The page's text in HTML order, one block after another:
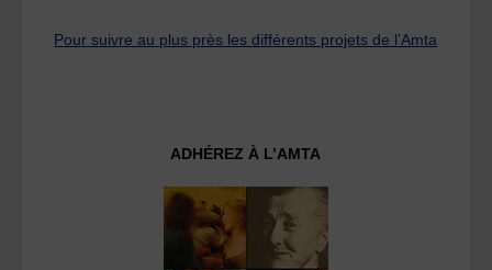
Pour suivre au plus près les différents projets de l’Amta
ADHÉREZ À L’AMTA